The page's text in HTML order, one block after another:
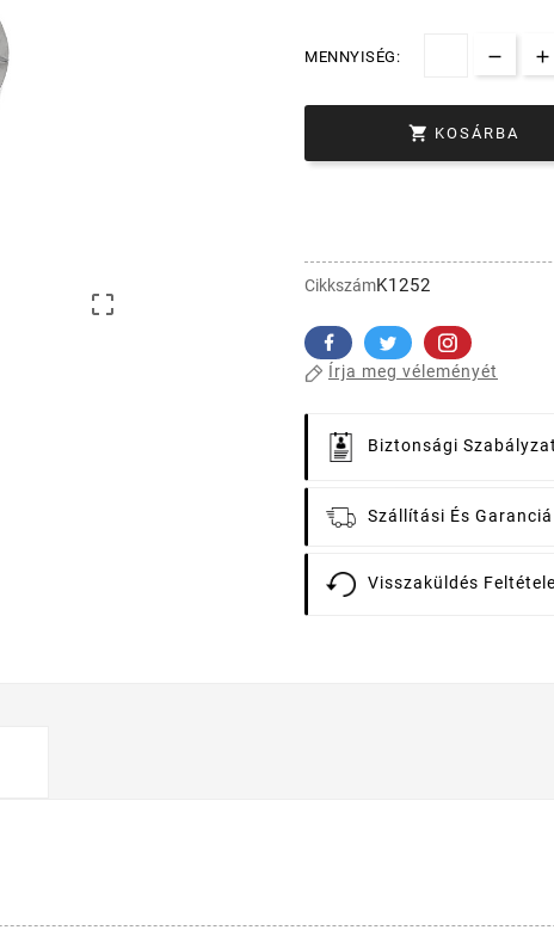

MENNYISÉG:
 KOSÁRBA
CikkszámK1252
Írja meg véleményét
Biztonsági
Szállítási És
Visszaküldés